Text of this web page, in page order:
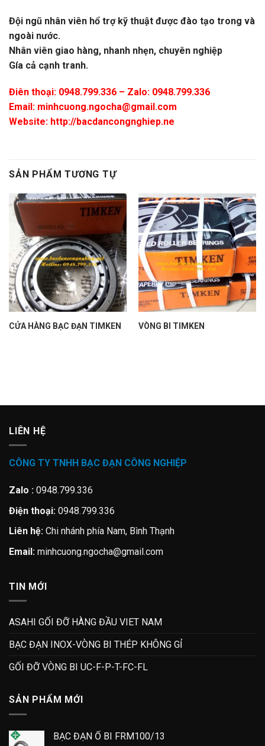
Đội ngũ nhân viên hổ trợ kỹ thuật được đào tạo trong và
ngoài nước.
Nhân viên giao hàng, nhanh nhẹn, chuyên nghiệp
Gía cả cạnh tranh.
Điên thoại: 0948.799.336 – Zalo: 0948.799.336
Email: minhcuong.ngocha@gmail.com
Website: http://bacdancongnghiep.ne
SẢN PHẨM TƯƠNG TỰ
CỬA HÀNG BẠC ĐẠN TIMKEN VÒNG BI TIMKEN
LIÊN HỆ
CÔNG TY TNHH BẠC ĐẠN CÔNG NGHIỆP
Zalo : 0948.799.336
Điện thoại: 0948.799.336
Liên hệ: Chi nhánh phía Nam, Bình Thạnh
Email: minhcuong.ngocha@gmail.com
TIN MỚI
ASAHI GỐI ĐỠ HÀNG ĐẦU VIET NAM
BẠC ĐẠN INOX-VÒNG BI THÉP KHÔNG GỈ
GỐI ĐỠ VÒNG BI UC-F-P-T-FC-FL
SẢN PHẨM MỚI
BẠC ĐẠN Ổ BI FRM100/13